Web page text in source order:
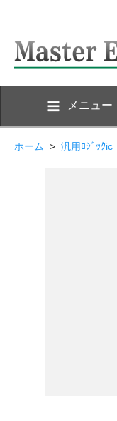
メニュー
ホーム > 汎用ﾛｼﾞｯｸic